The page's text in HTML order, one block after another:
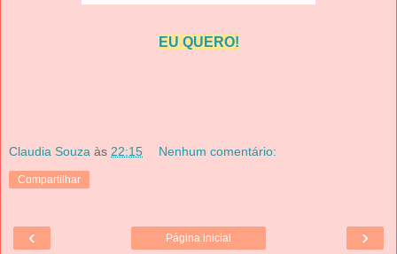
EU QUERO!
Claudia Souza às 22:15 Nenhum comentário:
Compartilhar
‹ ›
Página inicial